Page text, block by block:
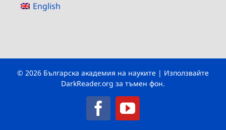
English
© 2026 Българска академия на науките | Използвайте
DarkReader.org за тъмен фон.
FacebookYouTube